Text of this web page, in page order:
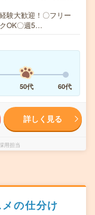
験大歓迎！〇フリー
OK〇週5…
50代 60代
詳しく見る
用担当
の仕分け